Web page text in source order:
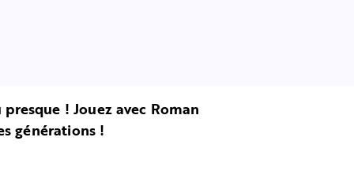
! Jouez avec Roman
générations !